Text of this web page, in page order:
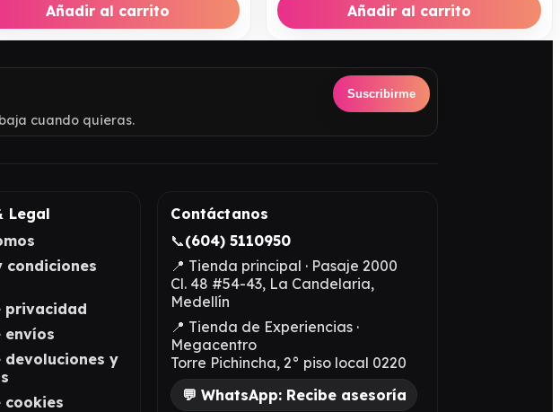
Añadir al carrito Añadir al carrito
Suscribirme
cuando quieras.
Legal
condiciones
privacidad
envíos
devoluciones y
cookies
Contáctanos
📞(604) 5110950
📍 Tienda principal · Pasaje 2000
Cl. 48 #54-43, La Candelaria,
Medellín
📍 Tienda de Experiencias ·
Megacentro
Torre Pichincha, 2° piso local 0220
💬 WhatsApp: Recibe asesoría